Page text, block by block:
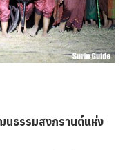
นธรรมสงกรานต์แห่ง